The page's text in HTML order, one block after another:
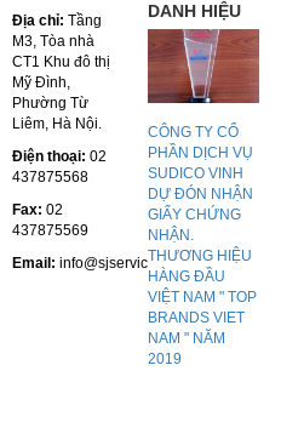
Địa chỉ: Tầng
M3, Tòa nhà
CT1 Khu đô thị
Mỹ Đình,
Phường Từ
Liêm, Hà Nội.
Điện thoại: 02
437875568
Fax: 02
437875569
Email: info@sjservices.vn
DANH HIỆU
CÔNG TY CỔ
PHẦN DỊCH VỤ
SUDICO VINH
DỰ ĐÓN NHẬN
GIẤY CHỨNG
NHẬN.
THƯƠNG HIỆU
HÀNG ĐẦU
VIỆT NAM " TOP
BRANDS VIET
NAM " NĂM
2019